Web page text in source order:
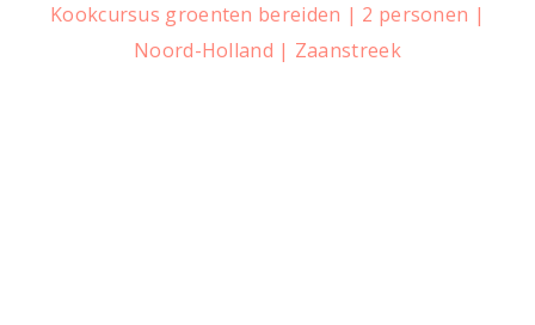
Kookcursus groenten bereiden | 2 personen |
Noord-Holland | Zaanstreek